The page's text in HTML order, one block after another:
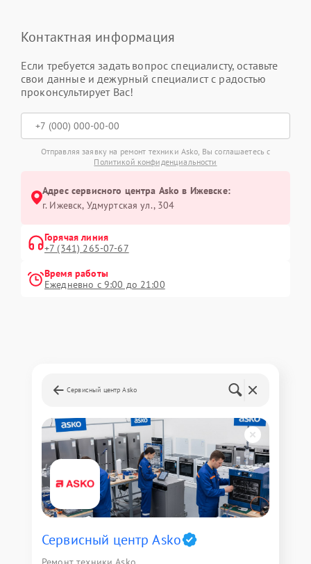
Контактная информация
Если требуется задать вопрос специалисту, оставьте
свои данные и дежурный специалист с радостью
проконсультирует Вас!
Отправляя заявку на ремонт техники Asko, Вы соглашаетесь с
Политикой конфиденциальности
Адрес сервисного центра Asko в Ижевске:
г. Ижевск, Удмуртская ул., 304
Горячая линия
+7 (341) 265-07-67
Время работы
Ежедневно с 9:00 до 21:00
Сервисный центр Asko
Сервисный центр Asko